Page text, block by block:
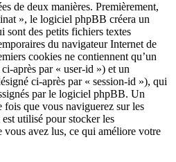
de deux manières. Premièrement,
», le logiciel phpBB créera un
sont des petits fichiers textes
du navigateur Internet de
cookies ne contiennent qu’un
après par « user-id ») et un
ci-après par « session-id »), qui
par le logiciel phpBB. Un
fois que vous naviguerez sur les
utilisé pour stocker les
vous avez lus, ce qui améliore votre